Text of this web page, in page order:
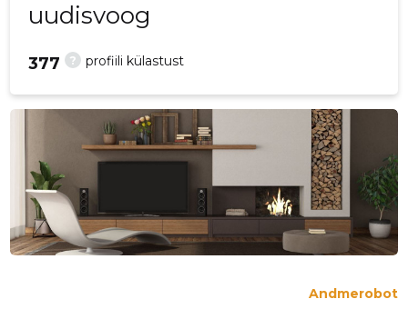
uudisvoog
? profiili külastust
377
Andmerobot